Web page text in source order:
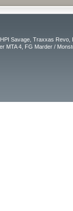
Savage, Traxxas
MTA 4, FG Marder /